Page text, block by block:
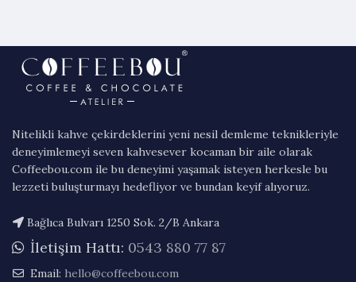
Nitelikli kahve çekirdeklerini yeni nesil demleme teknikleriyle
deneyimlemeyi seven kahvesever kocaman bir aile olarak
Coffeebou.com ile bu deneyimi yaşamak isteyen herkesle bu
lezzeti buluşturmayı hedefliyor ve bundan keyif alıyoruz.
Bağlıca Bulvarı 1250 Sok. 2/B Ankara
İletişim Hattı: 0543 880 77 87
Email: hello@coffeebou.com